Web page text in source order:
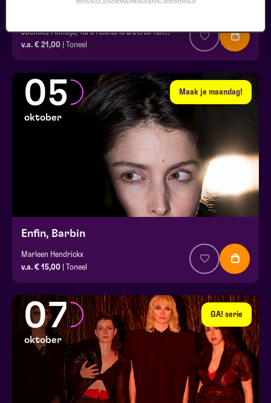
Joenoes Polnaija, Tara Hetharia & Jefta Tanate
v.a. € 21,00 | Toneel
Maak je maandag!
05
oktober
Enfin, Barbin
Marleen Hendrickx
v.a. € 15,00 | Toneel
GA! serie
07
oktober